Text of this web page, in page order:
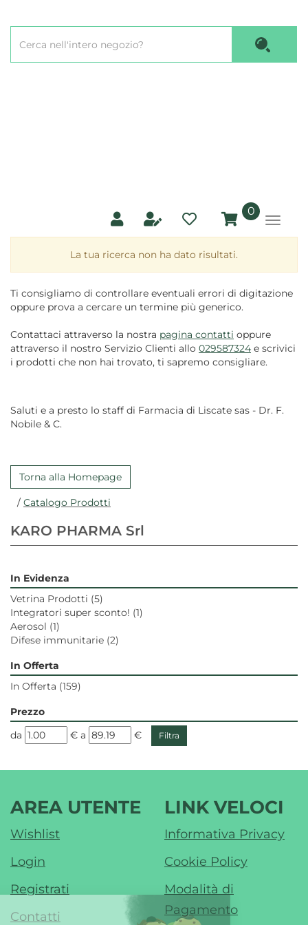
principale
Prodotto
0prodotti
inseriti
La tua ricerca non ha dato risultati.
Ti consigliamo di controllare eventuali errori di digitazione
oppure prova a cercare un termine più generico.
Contattaci attraverso la nostra pagina contatti oppure
attraverso il nostro Servizio Clienti allo 029587324 e scrivici
i prodotti che non hai trovato, ti sapremo consigliare.
Saluti e a presto lo staff di Farmacia di Liscate sas - Dr. F.
Nobile & C.
Torna alla Homepage
/ Catalogo Prodotti
KARO PHARMA Srl
In Evidenza
Vetrina Prodotti (5)
Integratori super sconto! (1)
Aerosol (1)
Difese immunitarie (2)
In Offerta
In Offerta (159)
Prezzo
filtra
da € filtra
a €
AREA UTENTE
Wishlist
Login
Registrati
Contatti
LINK VELOCI
Informativa Privacy
Cookie Policy
Modalità di
Pagamento